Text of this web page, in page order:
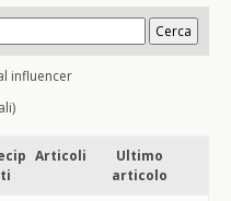
influencer
Articoli
Ultimo
articolo